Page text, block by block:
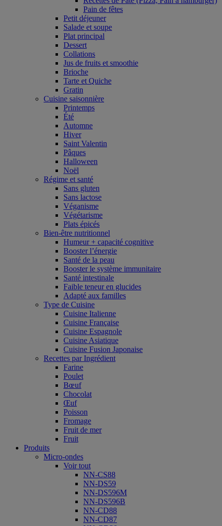
Pain de fêtes
Petit déjeuner
Salade et soupe
Plat principal
Dessert
Collations
Jus de fruits et smoothie
Brioche
Tarte et Quiche
Gratin
Cuisine saisonnière
Printemps
Été
Automne
Hiver
Saint Valentin
Pâques
Halloween
Noël
Régime et santé
Sans gluten
Sans lactose
Véganisme
Végétarisme
Plats épicés
Bien-être nutritionnel
Humeur + capacité cognitive
Booster l’énergie
Santé de la peau
Booster le système immunitaire
Santé intestinale
Faible teneur en glucides
Adapté aux familles
Type de Cuisine
Cuisine Italienne
Cuisine Française
Cuisine Espagnole
Cuisine Asiatique
Cuisine Fusion Japonaise
Recettes par Ingrédient
Farine
Poulet
Bœuf
Chocolat
Œuf
Poisson
Fromage
Fruit de mer
Fruit
Produits
Micro-ondes
Voir tout
NN-CS88
NN-DS59
NN-DS596M
NN-DS596B
NN-CD88
NN-CD87